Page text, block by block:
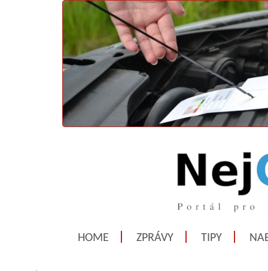
HOME ZPRÁVY TIPY